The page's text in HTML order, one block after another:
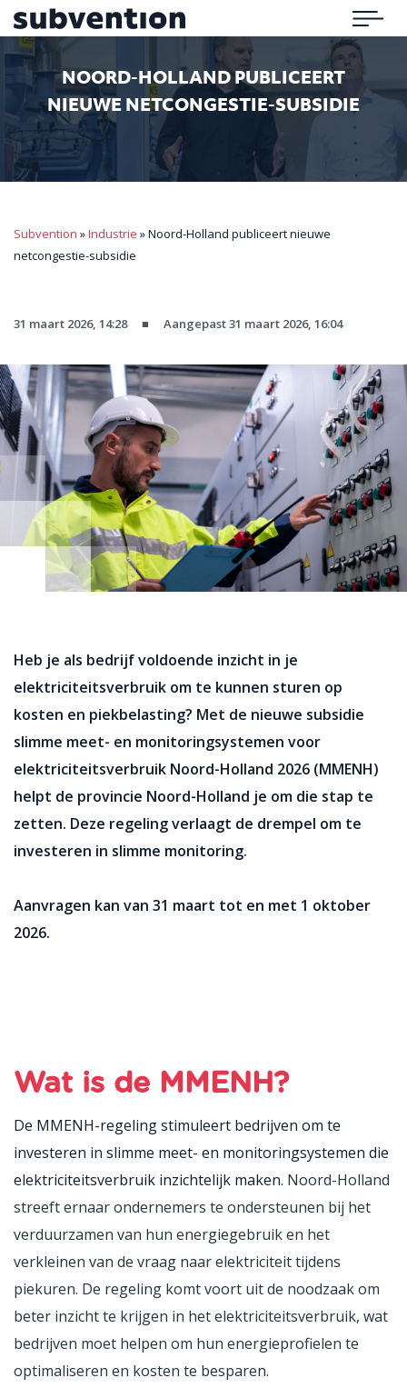
Subvention Menu
NOORD-HOLLAND PUBLICEERT
NIEUWE NETCONGESTIE-SUBSIDIE
Subvention »Industrie »Noord-Holland publiceert nieuwe
netcongestie-subsidie
31 maart 2026, 14:28 ■ Aangepast 31 maart 2026, 16:04
Heb je als bedrijf voldoende inzicht in je
elektriciteitsverbruik om te kunnen sturen op
kosten en piekbelasting? Met de nieuwe subsidie
slimme meet- en monitoringsystemen voor
elektriciteitsverbruik Noord-Holland 2026 (MMENH)
helpt de provincie Noord-Holland je om die stap te
zetten. Deze regeling verlaagt de drempel om te
investeren in slimme monitoring.
Aanvragen kan van 31 maart tot en met 1 oktober
2026.
Wat is de MMENH?
De MMENH-regeling stimuleert bedrijven om te
investeren in slimme meet- en monitoringsystemen die
elektriciteitsverbruik inzichtelijk maken. Noord-Holland
streeft ernaar ondernemers te ondersteunen bij het
verduurzamen van hun energiegebruik en het
verkleinen van de vraag naar elektriciteit tijdens
piekuren. De regeling komt voort uit de noodzaak om
beter inzicht te krijgen in het elektriciteitsverbruik, wat
bedrijven moet helpen om hun energieprofielen te
optimaliseren en kosten te besparen.